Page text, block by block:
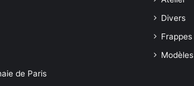
de Paris
Divers
Frappes
Modèles